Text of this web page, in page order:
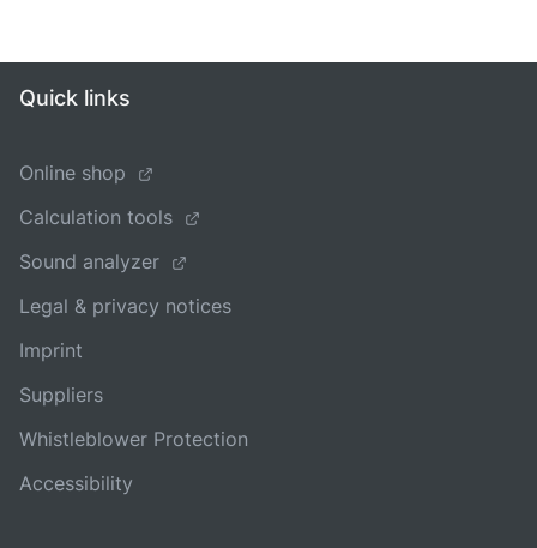
Quick links
Online shop
Calculation tools
Sound analyzer
Legal & privacy notices
Imprint
Suppliers
Whistleblower Protection
Accessibility